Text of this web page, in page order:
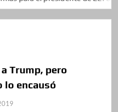
Trump, pero
lo encausó